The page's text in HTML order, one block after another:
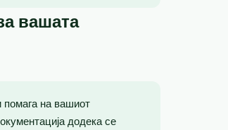
вашата
помага на вашиот
додека се